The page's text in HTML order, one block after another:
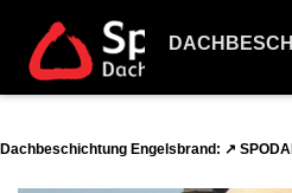
Dachbeschichtung Engelsbrand: ↗️